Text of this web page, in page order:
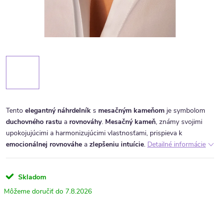
Tento elegantný náhrdelník s mesačným kameňom je symbolom
duchovného rastu a rovnováhy. Mesačný kameň, známy svojimi
upokojujúcimi a harmonizujúcimi vlastnosťami, prispieva k
emocionálnej rovnováhe a zlepšeniu intuície. Detailné informácie
Skladom
7.8.2026